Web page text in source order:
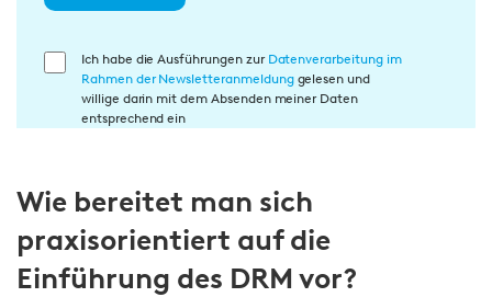
E
l
i
g
Ich habe die Ausführungen zur Datenverarbeitung im
Rahmen der Newsletteranmeldunggelesen und
willige darin mit dem Absenden meiner Daten
entsprechend ein
Wie bereitet man sich
praxisorientiert auf die
Einführung des DRM vor?